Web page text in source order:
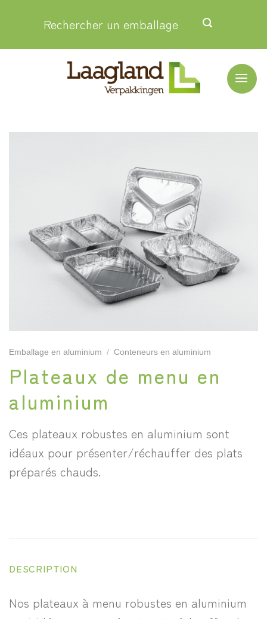
Rechercher un emballage
Emballage en aluminium / Conteneurs en aluminium
Plateaux de menu en
aluminium
Ces plateaux robustes en aluminium sont
idéaux pour présenter/réchauffer des plats
préparés chauds.
DESCRIPTION
Nos plateaux à menu robustes en aluminium